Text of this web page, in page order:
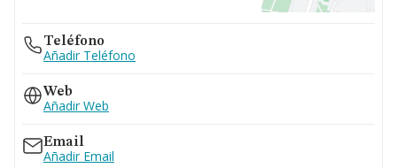
Teléfono
Añadir Teléfono
Web
Añadir Web
Email
Añadir Email